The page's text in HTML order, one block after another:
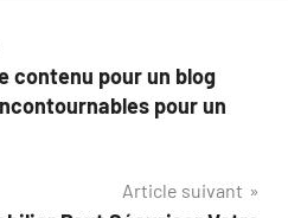
contenu pour un blog
pour un
Article suivant